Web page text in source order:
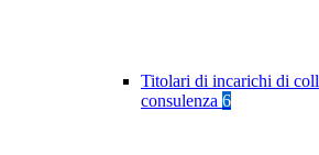
Titolari di incarichi di
consulenza 6